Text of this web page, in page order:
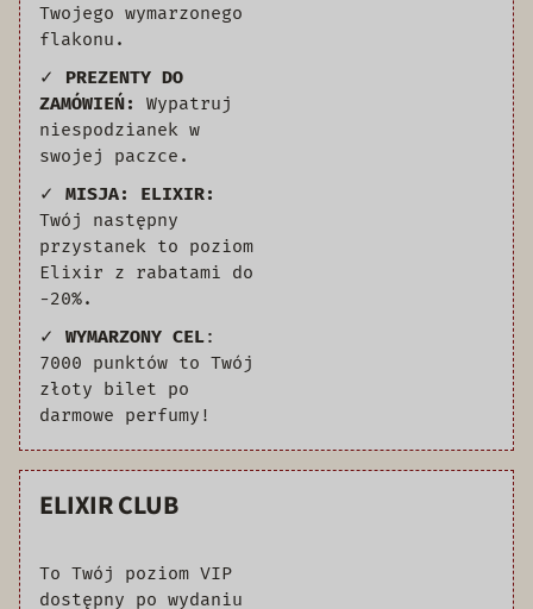
Twojego wymarzonego
flakonu.
✓ PREZENTY DO
ZAMÓWIEŃ:
Wypatruj
niespodzianek w
swojej paczce.
✓ MISJA: ELIXIR:
Twój następny
przystanek to poziom
Elixir z rabatami do
-20%.
✓ WYMARZONY CEL:
7000 punktów to Twój
złoty bilet po
darmowe perfumy!
ELIXIR CLUB
To Twój poziom VIP
dostępny po wydaniu